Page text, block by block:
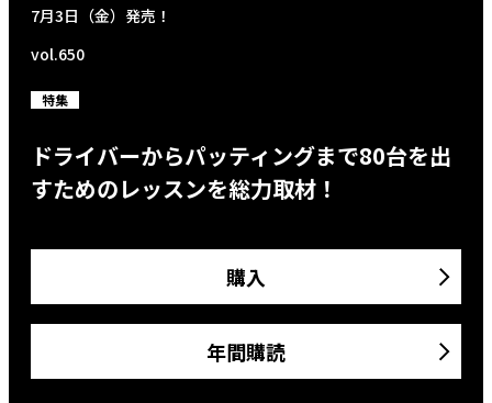
7月3日（金）発売！
vol.650
特集
ドライバーからパッティングまで80台を出
すためのレッスンを総力取材！
購入
年間購読